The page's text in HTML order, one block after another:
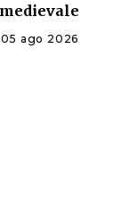
ago 2026